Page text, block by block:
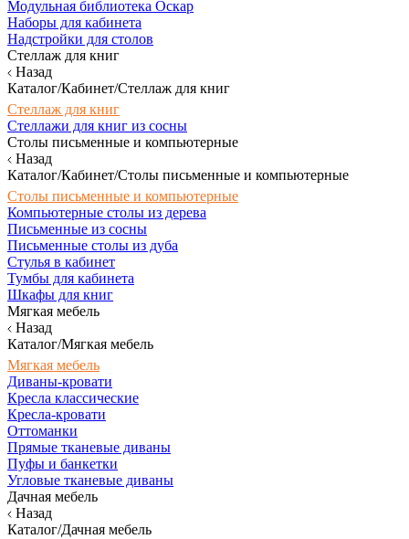
Модульная библиотека Оскар
Наборы для кабинета
Надстройки для столов
Стеллаж для книг
Назад
Каталог/Кабинет/Стеллаж для книг
Стеллаж для книг
Стеллажи для книг из сосны
Столы письменные и компьютерные
Назад
Каталог/Кабинет/Столы письменные и компьютерные
Столы письменные и компьютерные
Компьютерные столы из дерева
Письменные из сосны
Письменные столы из дуба
Стулья в кабинет
Тумбы для кабинета
Шкафы для книг
Мягкая мебель
Назад
Каталог/Мягкая мебель
Мягкая мебель
Диваны-кровати
Кресла классические
Кресла-кровати
Оттоманки
Прямые тканевые диваны
Пуфы и банкетки
Угловые тканевые диваны
Дачная мебель
Назад
Каталог/Дачная мебель